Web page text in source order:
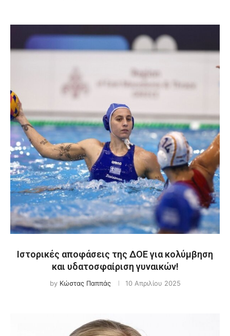
Ιστορικές αποφάσεις της ΔΟΕ για κολύμβηση
και υδατοσφαίριση γυναικών!
by Κώστας Παππάς 10 Απριλίου 2025